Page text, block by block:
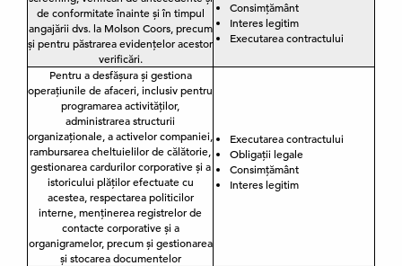
de conformitate înainte și în timpul
angajării dvs. la Molson Coors, precum
și pentru păstrarea evidențelor acestor
verificări.
Consimțământ
Interes legitim
Executarea contractului
Pentru a desfășura și gestiona
operațiunile de afaceri, inclusiv pentru
programarea activităților,
administrarea structurii
organizaționale, a activelor companiei,
rambursarea cheltuielilor de călătorie,
gestionarea cardurilor corporative și a
istoricului plăților efectuate cu
acestea, respectarea politicilor
interne, menținerea registrelor de
contacte corporative și a
organigramelor, precum și gestionarea
și stocarea documentelor
Executarea contractului
Obligații legale
Consimțământ
Interes legitim